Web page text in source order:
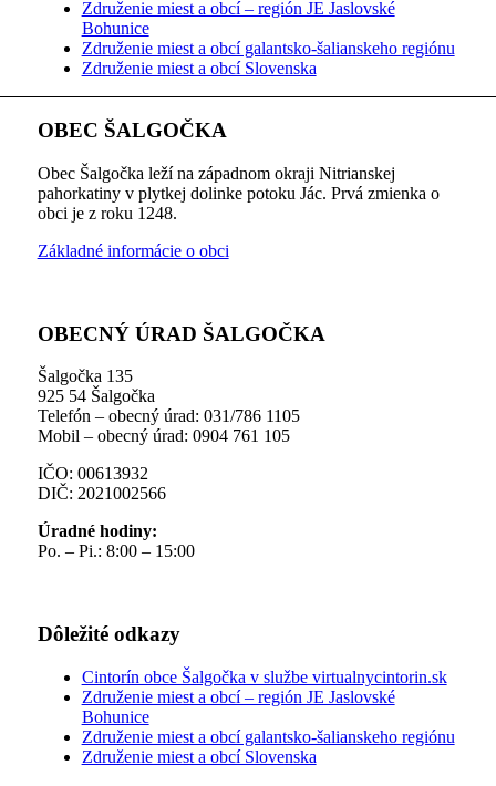
Združenie miest a obcí – región JE Jaslovské
Bohunice
Združenie miest a obcí galantsko-šalianskeho regiónu
Združenie miest a obcí Slovenska
OBEC ŠALGOČKA
Obec Šalgočka leží na západnom okraji Nitrianskej
pahorkatiny v plytkej dolinke potoku Jác. Prvá zmienka o
obci je z roku 1248.
Základné informácie o obci
OBECNÝ ÚRAD ŠALGOČKA
Šalgočka 135
925 54 Šalgočka
Telefón – obecný úrad: 031/786 1105
Mobil – obecný úrad: 0904 761 105
IČO: 00613932
DIČ: 2021002566
Úradné hodiny:
Po. – Pi.: 8:00 – 15:00
Dôležité odkazy
Cintorín obce Šalgočka v službe virtualnycintorin.sk
Združenie miest a obcí – región JE Jaslovské
Bohunice
Združenie miest a obcí galantsko-šalianskeho regiónu
Združenie miest a obcí Slovenska